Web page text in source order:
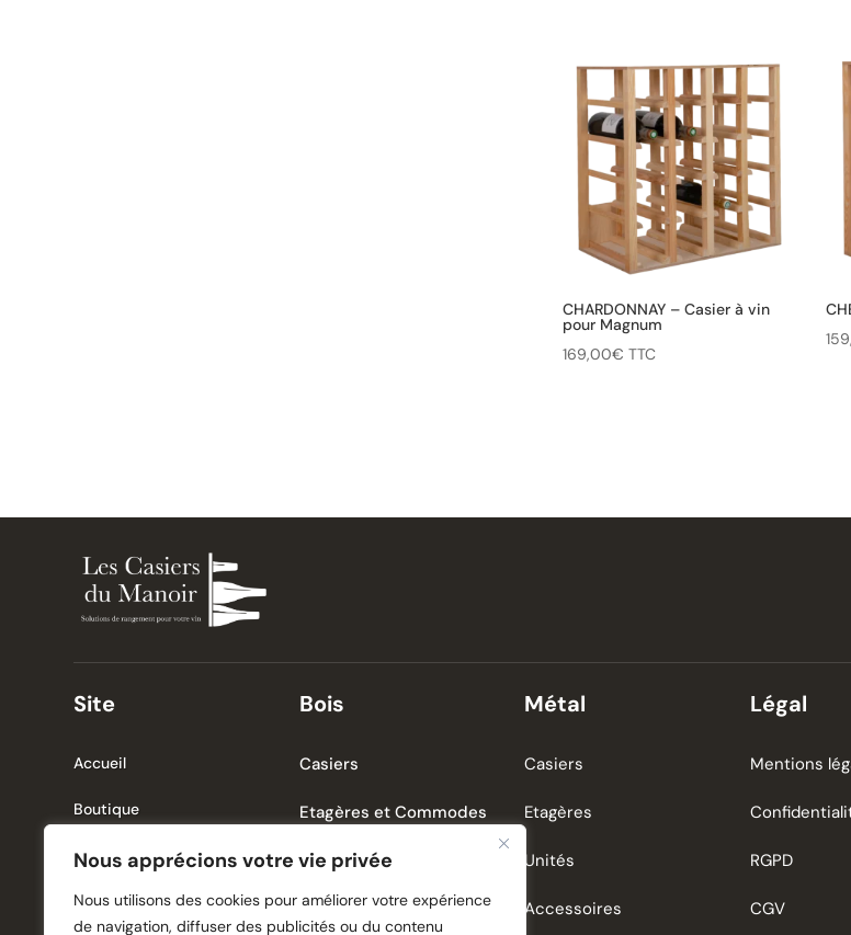
Nous apprécions votre vie privée
Nous utilisons des cookies pour améliorer votre expérience
de navigation, diffuser des publicités ou du contenu
CHARDONNAY – Casier à vin
pour Magnum
169,00€ TTC
Site
Accueil
Boutique
Histoire
Actualité
Bois
Casiers
Etagères et Commodes
Accessoires
Métal
Casiers
Etagères
Unités
Accessoires
Légal
Mentions
RGPD
CGV